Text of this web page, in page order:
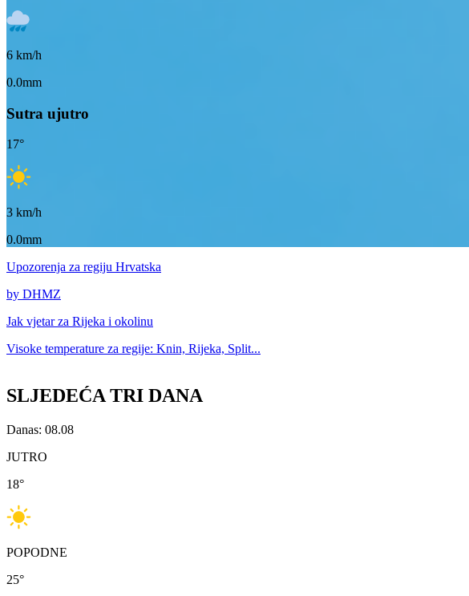
6 km/h
0.0mm
Sutra ujutro
17°
3 km/h
0.0mm
Upozorenja za regiju Hrvatska
by DHMZ
Jak vjetar za Rijeka i okolinu
Visoke temperature za regije: Knin, Rijeka, Split...
SLJEDEĆA TRI DANA
Danas: 08.08
JUTRO
18°
POPODNE
25°